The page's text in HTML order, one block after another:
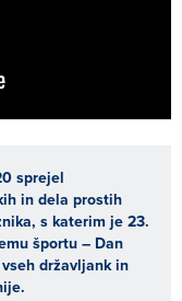
sprejel
in dela prostih
s katerim je 23.
športu – Dan
državljank in